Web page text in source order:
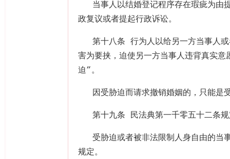
当事人以结婚登记程序存在瑕疵为由
政复议或者提起行政诉讼。
第十八条 行为人以给另一方当事人
害为要挟，迫使另一方当事人违背真实
迫”。
因受胁迫而请求撤销婚姻的，只能是
第十九条 民法典第一千零五十二条
受胁迫或者被非法限制人身自由的当
规定。